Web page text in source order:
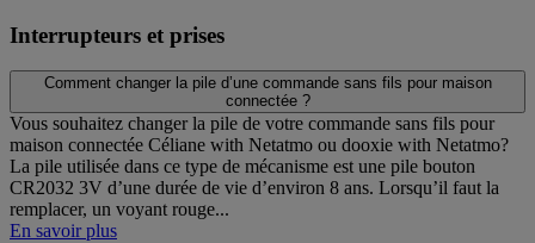
Interrupteurs et prises
Comment changer la pile d’une commande sans fils pour maison
connectée ?
Vous souhaitez changer la pile de votre commande sans fils pour
maison connectée Céliane with Netatmo ou dooxie with Netatmo?
La pile utilisée dans ce type de mécanisme est une pile bouton
CR2032 3V d’une durée de vie d’environ 8 ans. Lorsqu’il faut la
remplacer, un voyant rouge...
En savoir plus